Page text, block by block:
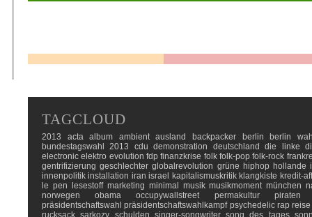
TAGCLOUD
2013 acta album ambient ausland backpacker berlin
berlin
bundestagswahl 2013
cdu demonstration deutschland die linke
electronic elektro evolution fdp finanzkrise folk folk-pop folk-rock
gentrifizierung geschlechter globalrevolution grüne hiphop hollande
innenpolitik installation iran israel kapitalismuskritik klangkiste kredit-
le pen
lesestoff marketing minimal musik musikmoment münchen
norwegen
obama occupywallstreet permakultur
piraten
präsidentschaftswahl präsidentschaftswahlkampf psychedelic rap reise
rucksack sarkozy schulden singer-songwriter song des tages